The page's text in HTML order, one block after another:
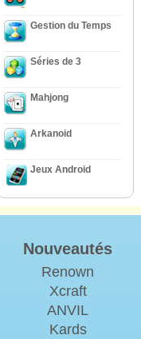
Gestion du Temps
Séries de 3
Mahjong
Arkanoid
Jeux Android
Nouveautés
Renown
Xcraft
ANVIL
Kards